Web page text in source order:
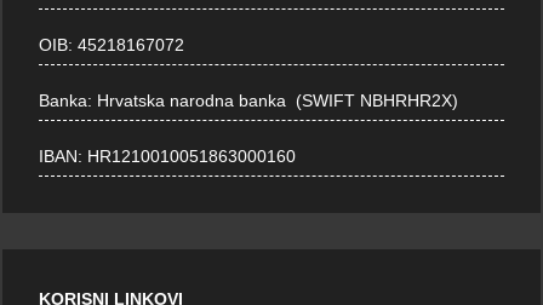
OIB: 45218167072
Banka: Hrvatska narodna banka (SWIFT NBHRHR2X)
IBAN: HR1210010051863000160
KORISNI LINKOVI